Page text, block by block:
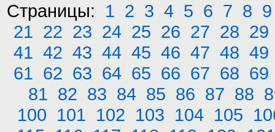
Страницы: 1 2 3 4 5 6 7 8 9
21 22 23 24 25 26 27 28 29
41 42 43 44 45 46 47 48 49
61 62 63 64 65 66 67 68 69
81 82 83 84 85 86 87 88
100 101 102 103 104 105